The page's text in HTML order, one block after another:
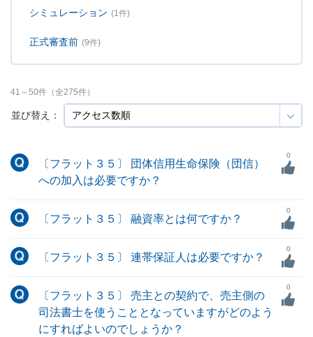
シミュレーション (1件)
正式審査前 (9件)
並び替え：
41 ～50件（全275件）
〔フラット３５〕 団体信用生命保険（団信）
への加入は必要ですか？
0
〔フラット３５〕 融資率とは何ですか？
0
〔フラット３５〕 連帯保証人は必要ですか？
0
〔フラット３５〕 売主との契約で、売主側の
司法書士を使うこととなっていますがどのよう
にすればよいのでしょうか？
0